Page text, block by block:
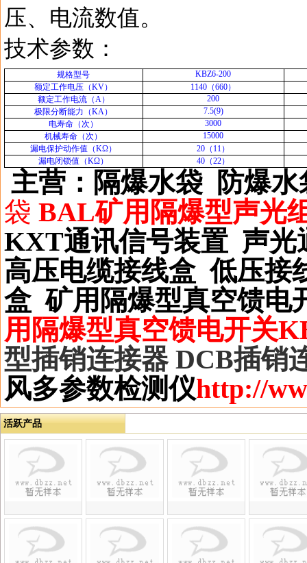
压、电流数值。
技术参数：
规格型号
KBZ6-200
额定工作电压（KV）
1140（660）
额定工作电流（A）
200
极限分断能力（KA）
7.5(9)
电寿命（次）
3000
机械寿命（次）
15000
漏电保护动作值（KΩ）
20（11）
漏电闭锁值（KΩ）
40（22）
主营：隔爆水袋 防爆
袋 BAL矿用隔爆型声光
KXT通讯信号装置 声光
高压电缆接线盒 低压
盒矿用隔爆型真空馈电
用隔爆型真空馈电开关
型插销连接器 DCB插销
风多参数检测仪http://
活跃产品